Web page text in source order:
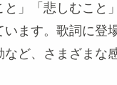
と」「悲しむこ
います。歌詞に登
ど、さまざまな